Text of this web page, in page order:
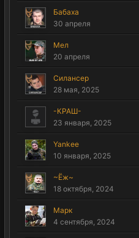
Бабаха
30 апреля
Мел
20 апреля
Силансер
28 мая, 2025
-КРАШ-
23 января, 2025
Yankee
10 января, 2025
~Ёж~
18 октября, 2024
Марк
4 сентября, 2024